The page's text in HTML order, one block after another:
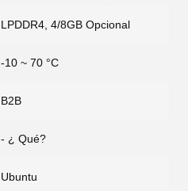
LPDDR4, 4/8GB Opcional
-10 ~ 70 °C
B2B
- ¿ Qué?
Ubuntu